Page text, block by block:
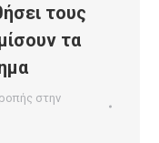
τους
τα
στην